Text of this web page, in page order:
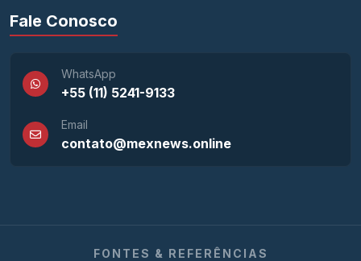
Fale Conosco
WhatsApp
+55 (11) 5241-9133
Email
contato@mexnews.online
FONTES & REFERÊNCIAS